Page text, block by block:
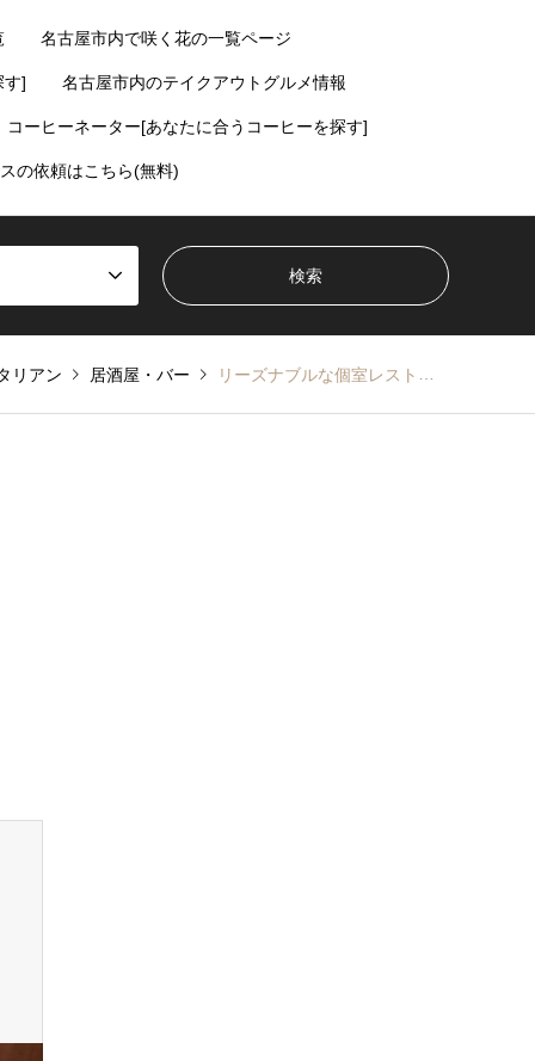
名古屋市内で咲く花の一覧ページ
す] 名古屋市内のテイクアウトグルメ情報
コーヒーネーター[あなたに合うコーヒーを探す]
の依頼はこちら(無料)
リアン 居酒屋・バー リーズナブルな個室レストラン。神戸館【伏見】